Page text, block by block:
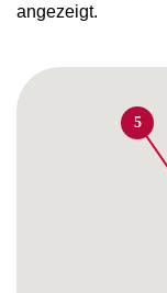
angezeigt.
5